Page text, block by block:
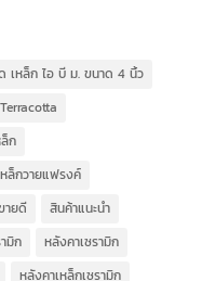
เหล็ก ไอ บี ม. ขนาด 4 นิ้ว
Terracotta
ก
หล็กวายแฟรงค์
ายดี
สินค้าแนะนำ
มิก
หลังคาเซรามิก
หลังคาเหล็กเซรามิก